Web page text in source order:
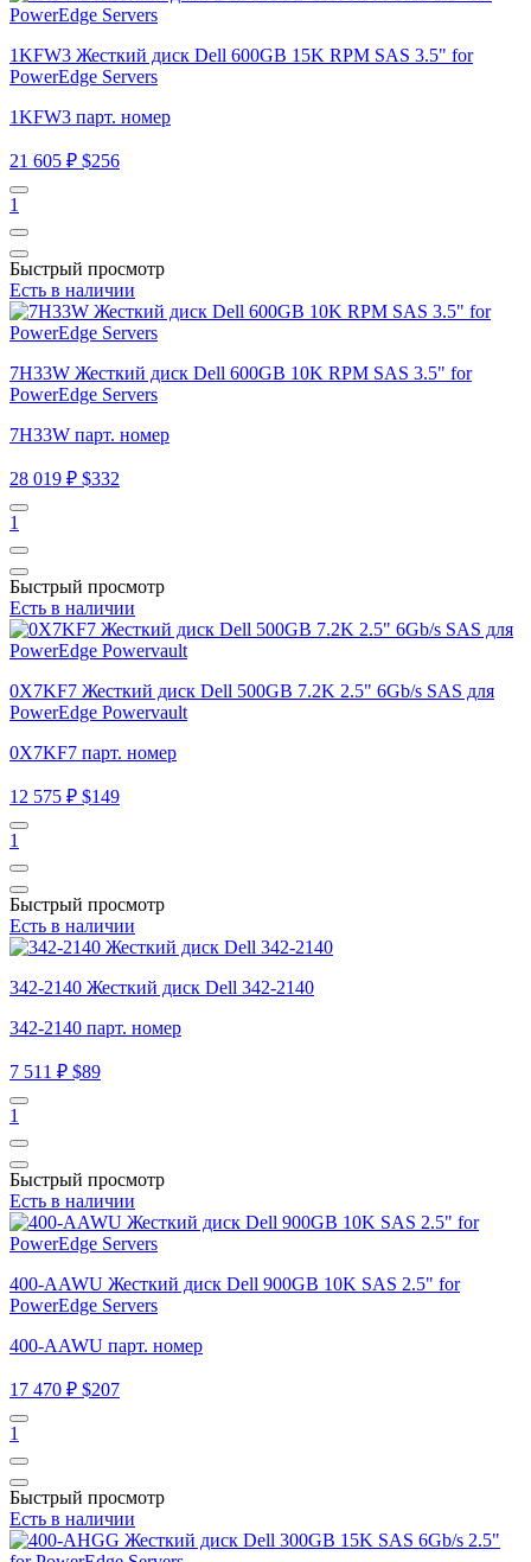
1KFW3 Жесткий диск Dell 600GB 15K RPM SAS 3.5" for
PowerEdge Servers
1KFW3 парт. номер
21 605 ₽ $256
1
Быстрый просмотр
Есть в наличии
7H33W Жесткий диск Dell 600GB 10K RPM SAS 3.5" for
PowerEdge Servers
7H33W парт. номер
28 019 ₽ $332
1
Быстрый просмотр
Есть в наличии
0X7KF7 Жесткий диск Dell 500GB 7.2K 2.5" 6Gb/s SAS для
PowerEdge Powervault
0X7KF7 парт. номер
12 575 ₽ $149
1
Быстрый просмотр
Есть в наличии
342-2140 Жесткий диск Dell 342-2140
342-2140 парт. номер
7 511 ₽ $89
1
Быстрый просмотр
Есть в наличии
400-AAWU Жесткий диск Dell 900GB 10K SAS 2.5" for
PowerEdge Servers
400-AAWU парт. номер
17 470 ₽ $207
1
Быстрый просмотр
Есть в наличии